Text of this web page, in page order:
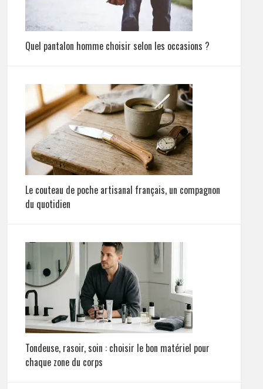
Quel pantalon homme choisir selon les occasions ?
Le couteau de poche artisanal français, un compagnon
du quotidien
Tondeuse, rasoir, soin : choisir le bon matériel pour
chaque zone du corps